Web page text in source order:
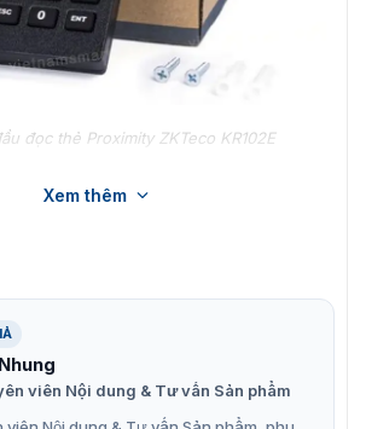
đọc thẻ Proximity ZKTeco KR102E
đầu đọc ZKTeco KR102E
mại. Với thiết kế với hình dáng nhỏ
độ xử lý dữ liệu nhanh chóng thì đây
pháp hiệu quả cho mô hình kiểu soát
nghiệp. Không chỉ có vậy, KR102E
ưu điểm như:
Xem thêm
viên Nội dung & Tư vấn Sản phẩm